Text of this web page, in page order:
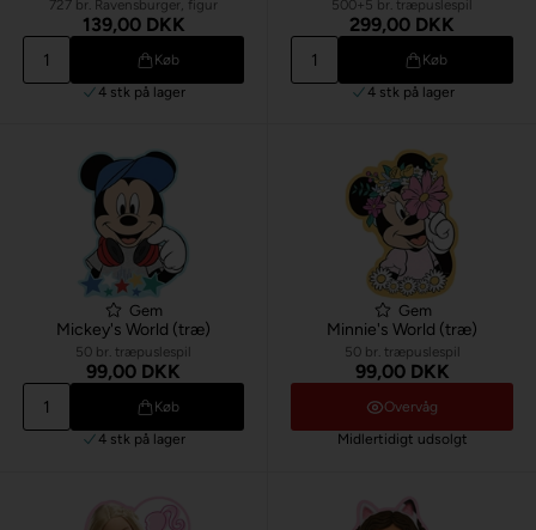
727 br. Ravensburger, figur
139,00 DKK
Køb
4 stk på lager
500+5 br. træpuslespil
299,00 DKK
Køb
4 stk på lager
Gem
Mickey's World (træ)
50 br. træpuslespil
99,00 DKK
Køb
4 stk på lager
Gem
Minnie's World (træ)
50 br. træpuslespil
99,00 DKK
Overvåg
Midlertidigt udsolgt